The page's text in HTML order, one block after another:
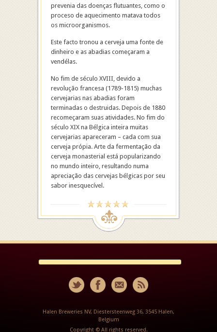
prevenia das doenças flutuantes, como o
proceso de aquecimento matava todos
os microorganismos.
Este facto tronou a cerveja uma fonte de
dinheiro e as abadias começaram a
vendélas.
No fim de século XVIII, devido a
revolução francesa (1789-1815) muchas
cervejarias nas abadias foram
terminadas o destruidas. Depois de 1880
recomeçaram suas atividades. No fim do
século XIX na Bélgica inteira muitas
cervejarias apareceram – cada com sua
cerveja própia. Arte da fermentação da
cerveja monasterial está popularizando
no mundo inteiro, resultando numa
apreciação das cervejas bélgicas por seu
sabor inesquecível.
Halen Breweries NV, Diestersteenweg 36, 3545 Halen,
Belgium
Copyright © All rights reserved.